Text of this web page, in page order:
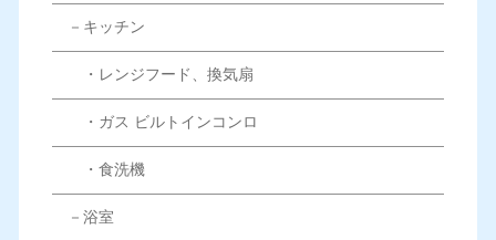
－キッチン
・レンジフード、換気扇
・ガス ビルトインコンロ
・食洗機
－浴室